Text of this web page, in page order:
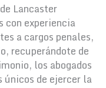
Lancaster
con experiencia
a cargos penales,
recuperándote de
los abogados
únicos de ejercer la